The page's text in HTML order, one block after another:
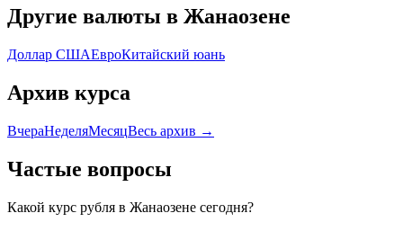
Другие валюты в Жанаозене
Доллар СШАЕвроКитайский юань
Архив курса
ВчераНеделяМесяцВесь архив →
Частые вопросы
Какой курс рубля в Жанаозене сегодня?